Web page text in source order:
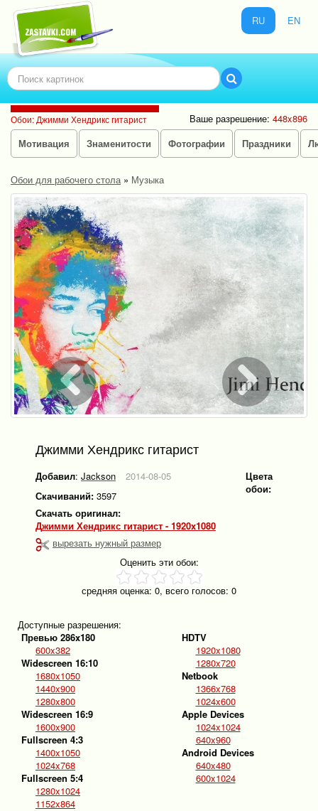
RU EN
Обои: Джимми Хендрикс гитарист Ваше разрешение: 448x896
Мотивация
Знаменитости Фотографии Праздники
Обои для рабочего стола» Музыка
Джимми Хендрикс гитарист
Добавил: Jackson
2014-08-05
Скачиваний: 3597
Скачать оригинал:
Джимми Хендрикс гитарист - 1920x1080
вырезать нужный размер
Цвета
обои:
Оценить эти обои:
средняя оценка: 0, всего голосов: 0
Доступные разрешения:
Превью 286x180
600x382
Widescreen 16:10
1680x1050
1440x900
1280x800
Widescreen 16:9
1600x900
Fullscreen 4:3
1400x1050
1024x768
Fullscreen 5:4
1280x1024
1152x864
HDTV
1920x1080
1280x720
Netbook
1366x768
1024x600
Apple Devices
1024x1024
640x960
Android Devices
640x480
600x1024